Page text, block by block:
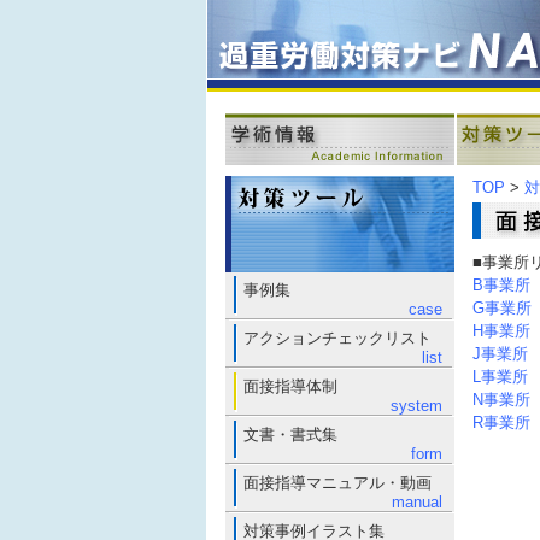
事例集
case
アクションチェックリスト
list
面接指導体制
system
文書・書式集
form
面接指導マニュアル・動画
manual
対策事例イラスト集
TOP >
■事業所
B事業所
G事業所
H事業所
J事業所
L事業所
N事業所
R事業所